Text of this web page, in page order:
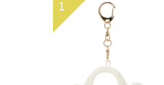
1